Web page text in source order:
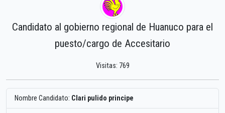
Candidato al gobierno regional de Huanuco para el
puesto/cargo de Accesitario
Visitas: 769
Nombre Candidato: Clari pulido principe